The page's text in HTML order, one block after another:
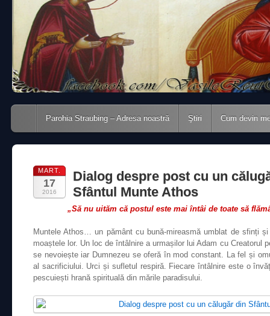
Main menu
Skip to content
Parohia Straubing – Adresa noastră Ştiri Cum devin
MART.
17
2016
Dialog despre post cu un
Sfântul Munte Athos
„Să nu uităm că postul este mai întâi de toate să
Muntele Athos… un pământ cu bună-mireasmă umblat de sfinți
moaștele lor. Un loc de întâlnire a urmașilor lui Adam cu Creatorul
se nevoiește iar Dumnezeu se oferă în mod constant. La fel și
al sacrificiului. Urci și sufletul respiră. Fiecare întâlnire este o
pescuiești hrană spirituală din mările paradisului.